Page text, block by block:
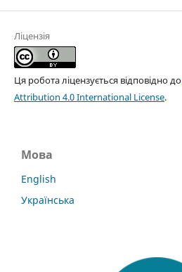
Ліцензія
Ця робота ліцензується відповідно до
Attribution 4.0 International License.
Мова
English
Українська